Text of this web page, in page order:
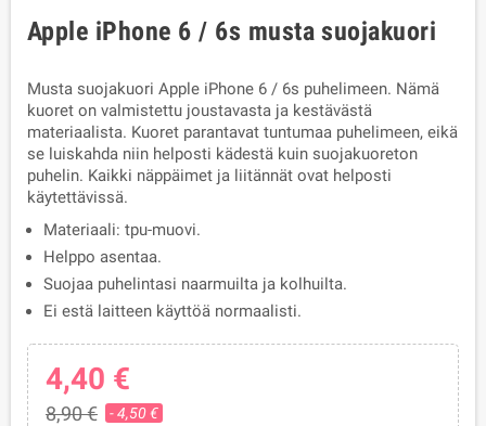
Apple iPhone 6 / 6s musta suojakuori
Musta suojakuori Apple iPhone 6 / 6s puhelimeen. Nämä
kuoret on valmistettu joustavasta ja kestävästä
materiaalista. Kuoret parantavat tuntumaa puhelimeen, eikä
se luiskahda niin helposti kädestä kuin suojakuoreton
puhelin. Kaikki näppäimet ja liitännät ovat helposti
käytettävissä.
Materiaali: tpu-muovi.
Helppo asentaa.
Suojaa puhelintasi naarmuilta ja kolhuilta.
Ei estä laitteen käyttöä normaalisti.
4,40 €
8,90 € - 4,50 €